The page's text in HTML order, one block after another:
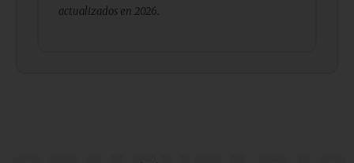
actualizados en 2026.